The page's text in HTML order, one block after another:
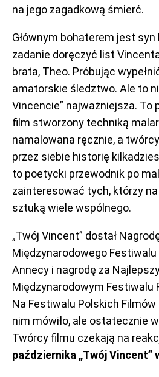
na jego zagadkową śmierć.
Głównym bohaterem jest
zadanie doręczyć list
brata, Theo. Próbując
amatorskie śledztwo. Ale to
Vincencie” najważniejsza. To
film stworzony techniką
namalowana ręcznie, a
przez siebie historię
to poetycki przewodnik po
zainteresować tych, którzy
sztuką wiele wspólnego.
„Twój Vincent” dostał
Międzynarodowego
Annecy i nagrodę za
Międzynarodowym Festiwalu
Na Festiwalu Polskich
nim mówiło, ale ostatecznie
Twórcy filmu czekają na
października „Twój